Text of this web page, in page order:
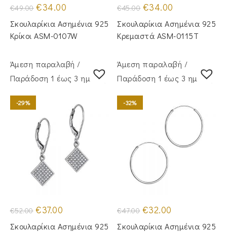
€49.00 Original
price
was:
€49.00.
€34.00
τιμή
είναι:
€34.00.
Σκουλαρίκια Ασημένια 925
Κρίκοι ASM-0107W
€45.00 Original
price
was:
€45.00.
€34.00
τιμή
είναι:
€34.00.
Σκουλαρίκια Ασημένια 925
Κρεμαστά ASM-0115T
Άμεση παραλαβή /
Παράδoση 1 έως 3 ημέρες
-29%
€52.00 Original
price
was:
€52.00.
€37.00
είναι:
Σκουλαρίκια Ασημένια 925
Άμεση παραλαβή /
Παράδoση 1 έως 3 ημέρες
-32%
€47.00 Original
price
was:
€47.00.
€32.00
τιμή
είναι:
Σκουλαρίκια Ασημένια 925